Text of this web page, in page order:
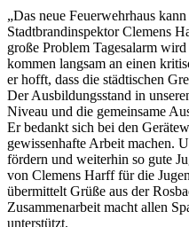
„Das neue Feuerwehrhaus
Stadtbrandinspektor Clemens
große Problem Tagesalarm
kommen langsam an einen
er hofft, dass die städtischen
Der Ausbildungsstand in
Niveau und die gemeinsame
Er bedankt sich bei den
gewissenhafte Arbeit machen.
fördern und weiterhin so gute
von Clemens Harff für die
übermittelt Grüße aus der
Zusammenarbeit macht allen
unterstützt.